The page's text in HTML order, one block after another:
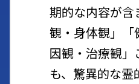
期的な内容が含
観・身体観」「
因観・治療観」
も、驚異的な霊